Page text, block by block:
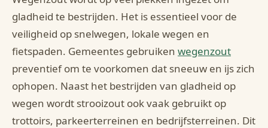
gladheid te bestrijden. Het is essentieel voor de
veiligheid op snelwegen, lokale wegen en
fietspaden. Gemeentes gebruiken wegenzout
preventief om te voorkomen dat sneeuw en ijs zich
ophopen. Naast het bestrijden van gladheid op
wegen wordt strooizout ook vaak gebruikt op
trottoirs, parkeerterreinen en bedrijfsterreinen. Dit